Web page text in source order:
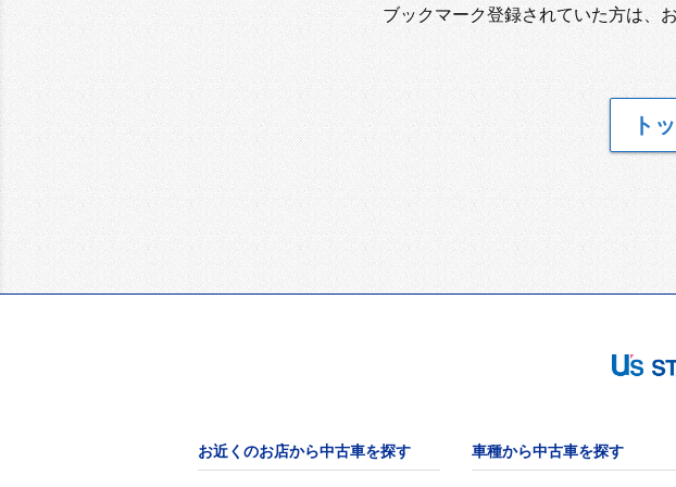
ブックマーク登録されていた方は、
ト
お近くのお店から中古車を探す 車種から中古車を探す